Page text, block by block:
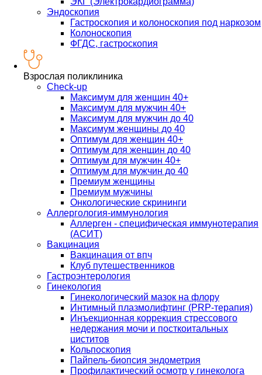
Эндоскопия
Гастроскопия и колоноскопия под наркозом
Колоноскопия
ФГДС, гастроскопия
Взрослая поликлиника
Check-up
Максимум для женщин 40+
Максимум для мужчин 40+
Максимум для мужчин до 40
Максимум женщины до 40
Оптимум для женщин 40+
Оптимум для женщин до 40
Оптимум для мужчин 40+
Оптимум для мужчин до 40
Премиум женщины
Премиум мужчины
Онкологические скрининги
Аллергология-иммунология
Аллерген - специфическая иммунотерапия
(АСИТ)
Вакцинация
Вакцинация от впч
Клуб путешественников
Гастроэнтерология
Гинекология
Гинекологический мазок на флору
Интимный плазмолифтинг (PRP-терапия)
Инъекционная коррекция стрессового
недержания мочи и посткоитальных
циститов
Кольпоскопия
Пайпель-биопсия эндометрия
Профилактический осмотр у гинеколога